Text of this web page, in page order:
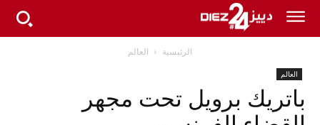
الرئيسية العالم
العالم
باتريك برويل تحت مجهر